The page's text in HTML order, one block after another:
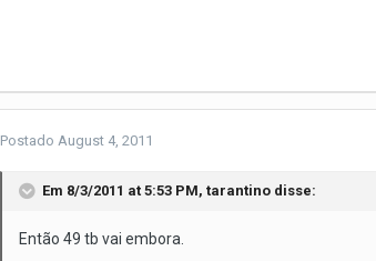
Postado August 4, 2011
Em 8/3/2011 at 5:53 PM, tarantino disse:
Então 49 tb vai embora.